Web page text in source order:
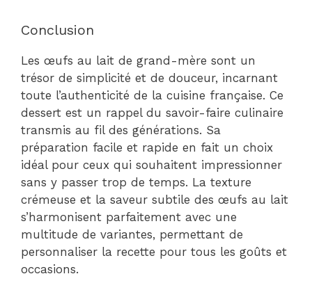
Conclusion
Les œufs au lait de grand-mère sont un
trésor de simplicité et de douceur, incarnant
toute l’authenticité de la cuisine française. Ce
dessert est un rappel du savoir-faire culinaire
transmis au fil des générations. Sa
préparation facile et rapide en fait un choix
idéal pour ceux qui souhaitent impressionner
sans y passer trop de temps. La texture
crémeuse et la saveur subtile des œufs au lait
s’harmonisent parfaitement avec une
multitude de variantes, permettant de
personnaliser la recette pour tous les goûts et
occasions.